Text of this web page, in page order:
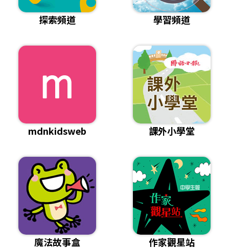
探索頻道 學習頻道
mdnkidsweb 課外小學堂
魔法故事盒 作家觀星站